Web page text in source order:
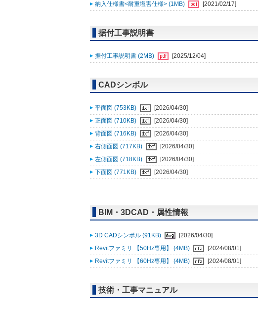
納入仕様書<耐重塩害仕様> (1MB)
[2021/02/17]
据付工事説明書
据付工事説明書 (2MB) [2025/12/04]
CADシンボル
平面図 (753KB)
[2026/04/30]
正面図 (710KB)
[2026/04/30]
背面図 (716KB)
[2026/04/30]
右側面図 (717KB)
[2026/04/30]
左側面図 (718KB)
[2026/04/30]
下面図 (771KB)
[2026/04/30]
BIM・3DCAD・属性情報
3D CADシンボル (91KB)
[2026/04/30]
Revitファミリ 【50Hz専用】 (4MB)
[2024/08/01]
Revitファミリ 【60Hz専用】 (4MB)
[2024/08/01]
技術・工事マニュアル